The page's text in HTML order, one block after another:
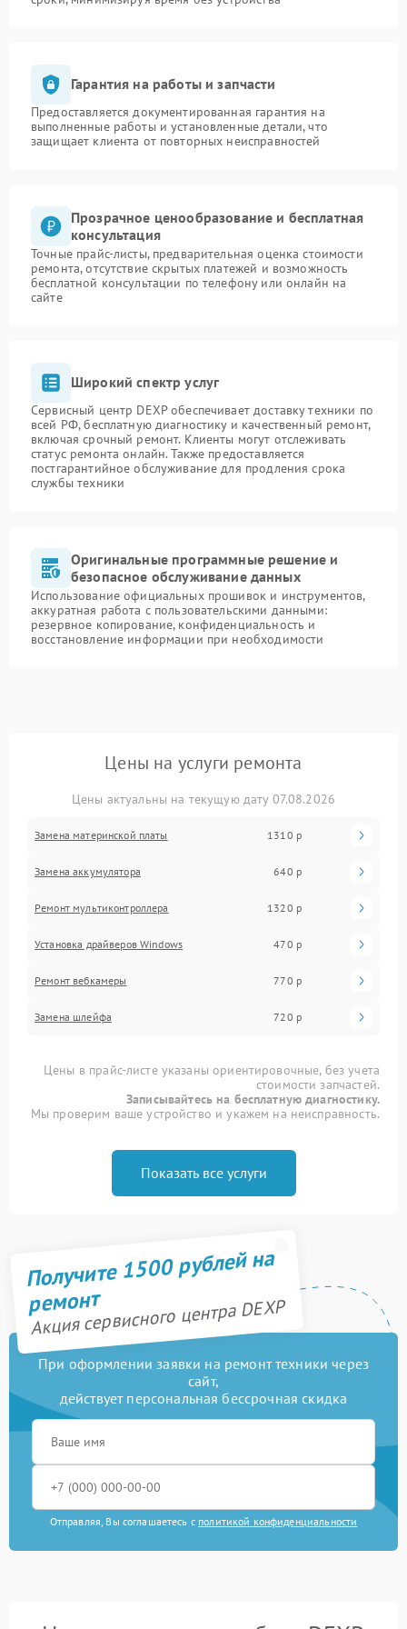
Гарантия на работы и запчасти
Предоставляется документированная гарантия на
выполненные работы и установленные детали, что
защищает клиента от повторных неисправностей
Прозрачное ценообразование и бесплатная
консультация
Точные прайс-листы, предварительная оценка стоимости
ремонта, отсутствие скрытых платежей и возможность
бесплатной консультации по телефону или онлайн на
сайте
Широкий спектр услуг
Сервисный центр DEXP обеспечивает доставку техники по
всей РФ, бесплатную диагностику и качественный ремонт,
включая срочный ремонт. Клиенты могут отслеживать
статус ремонта онлайн. Также предоставляется
постгарантийное обслуживание для продления срока
службы техники
Оригинальные программные решение и
безопасное обслуживание данных
Использование официальных прошивок и инструментов,
аккуратная работа с пользовательскими данными:
резервное копирование, конфиденциальность и
восстановление информации при необходимости
Цены на услуги ремонта
Цены актуальны на текущую дату 07.08.2026
Замена материнской платы 1310 р
Замена аккумулятора 640 р
Ремонт мультиконтроллера 1320 р
Установка драйверов Windows 470 р
Ремонт вебкамеры 770 р
Замена шлейфа 720 р
Цены в прайс-листе указаны ориентировочные, без учета
стоимости запчастей.
Записывайтесь на бесплатную диагностику.
Мы проверим ваше устройство и укажем на неисправность.
Показать все услуги
Получите 1500 рублей на
ремонт
Акция сервисного центра DEXP
При оформлении заявки на ремонт техники через
сайт,
действует персональная бессрочная скидка
Отправляя, Вы соглашаетесь с политикой конфиденциальности